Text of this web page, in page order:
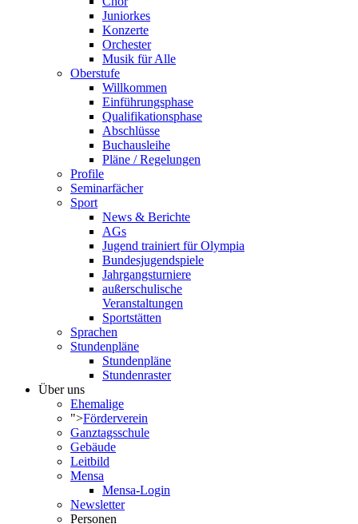
Juniorkes
Konzerte
Orchester
Musik für Alle
Oberstufe
Willkommen
Einführungsphase
Qualifikationsphase
Abschlüsse
Buchausleihe
Pläne / Regelungen
Profile
Seminarfächer
Sport
News & Berichte
AGs
Jugend trainiert für Olympia
Bundesjugendspiele
Jahrgangsturniere
außerschulische
Veranstaltungen
Sportstätten
Sprachen
Stundenpläne
Stundenpläne
Stundenraster
Über uns
Ehemalige
">Förderverein
Ganztagsschule
Gebäude
Leitbild
Mensa
Mensa-Login
Newsletter
Personen